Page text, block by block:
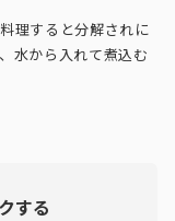
理すると分解されに
水から入れて煮込む
する